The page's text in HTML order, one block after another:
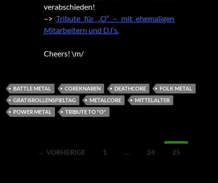
verabschieden!
–>Tribute für „O“ – mit ehemaligen
Mitarbeitern und DJ‘s.
Cheers! \m/
BATTLE METAL COREKNABEN DEATHCORE
FOLK METAL
GRATISROLLENSPIELTAG
METALCORE
MITTELALTER
POWER METAL
TRIBUTE TO "O"
Beitragsnavigation
← VORHERIGE 1 … 24 25